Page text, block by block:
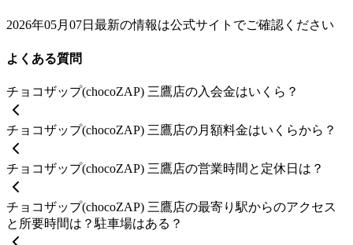
2026年05月07日 最新の情報は公式サイトでご確認ください
よくある質問
チョコザップ(chocoZAP) 三鷹店の入会金はいくら？
チョコザップ(chocoZAP) 三鷹店の月額料金はいくらから？
チョコザップ(chocoZAP) 三鷹店の営業時間と定休日は？
チョコザップ(chocoZAP) 三鷹店の最寄り駅からのアクセス
と所要時間は？駐車場はある？